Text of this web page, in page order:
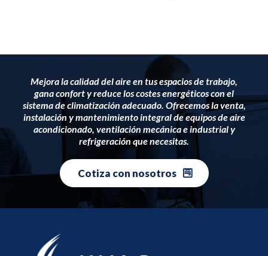
Mejora la calidad del aire en tus espacios de trabajo,
gana confort y reduce los costes energéticos con el
sistema de climatización adecuado. Ofrecemos la venta,
instalación y mantenimiento integral de equipos de aire
acondicionado, ventilación mecánica e industrial y
refrigeración que necesitas.
Cotiza con nosotros